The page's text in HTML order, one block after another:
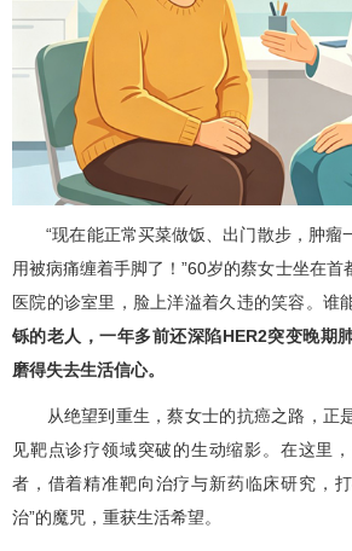
“现在能正常买菜做饭、出门散步，肿瘤
用被病痛缠着手脚了！”60岁的蔡女士坐在
医院的诊室里，脸上洋溢着久违的笑容。谁
铄的老人，一年多前还深陷HER2突变晚期
磨得失去生活信心。
从绝望到重生，蔡女士的抗癌之路，正
见靶点诊疗领域突破的生动缩影。在这里
者，借着精准靶向治疗与新药临床研究，
治”的魔咒，重获生活希望。